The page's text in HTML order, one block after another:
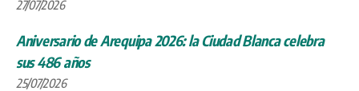
27/07/2026
Aniversario de Arequipa 2026: la Ciudad Blanca celebra
sus 486 años
25/07/2026